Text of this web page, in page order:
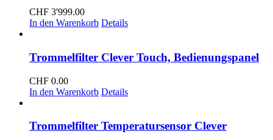
CHF 3'999.00
In den Warenkorb Details
Trommelfilter Clever Touch, Bedienungspanel
CHF 0.00
In den Warenkorb Details
Trommelfilter Temperatursensor Clever